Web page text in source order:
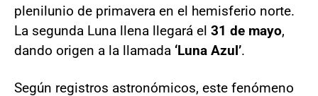
plenilunio de primavera en el hemisferio norte.
La segunda Luna llena llegará el 31 de mayo,
dando origen a la llamada ‘Luna Azul’.
Según registros astronómicos, este fenómeno